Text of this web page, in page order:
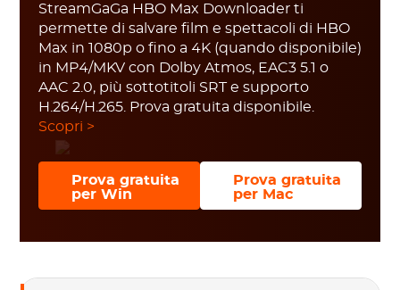
StreamGaGa HBO Max Downloader ti
permette di salvare film e spettacoli di HBO
Max in 1080p o fino a 4K (quando disponibile)
in MP4/MKV con Dolby Atmos, EAC3 5.1 o
AAC 2.0, più sottotitoli SRT e supporto
H.264/H.265. Prova gratuita disponibile.
Scopri >
Prova gratuita
per Win
Prova gratuita
per Mac